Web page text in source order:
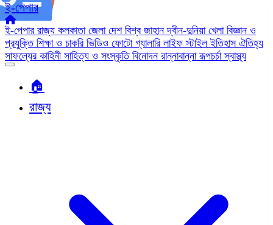
ই-পেপার
ই-পেপার রাজ্য কলকাতা জেলা দেশ বিশ্ব জাহানদ্বীন-দুনিয়া খেলা বিজ্ঞান ও
প্রযুক্তি শিক্ষা ও চাকরি ভিডিও ফোটো গ্যালারি লাইফ স্টাইলইতিহাস ঐতিহ্য
সাফল্যের কাহিনী সাহিত্য ও সংস্কৃতি বিনোদন রান্নাবান্নারূপচর্চাস্বাস্থ্য
🏠︎
রাজ্য